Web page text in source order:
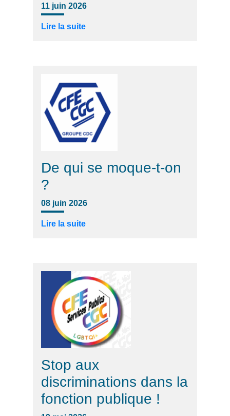
11 juin 2026
Lire la suite
De qui se moque-t-on
?
08 juin 2026
Lire la suite
Stop aux
discriminations dans la
fonction publique !